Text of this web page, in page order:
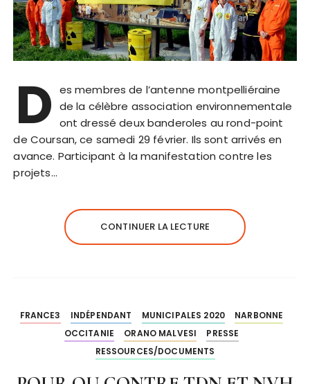
D es membres de l’antenne montpelliéraine
de la célèbre association environnementale
ont dressé deux banderoles au rond-point
de Coursan, ce samedi 29 février. Ils sont arrivés en
avance. Participant à la manifestation contre les
projets…
CONTINUER LA LECTURE
FRANCE3 INDÉPENDANT MUNICIPALES 2020
NARBONNE
OCCITANIE
ORANO MALVESI
PRESSE
RESSOURCES/DOCUMENTS